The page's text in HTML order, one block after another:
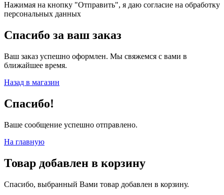
Нажимая на кнопку "Отправить", я даю согласие на обработку
персональных данных
Спасибо за ваш заказ
Ваш заказ успешно оформлен. Мы свяжемся с вами в
ближайшее время.
Назад в магазин
Спасибо!
Ваше сообщение успешно отправлено.
На главную
Товар добавлен в корзину
Спасибо, выбранный Вами товар добавлен в корзину.